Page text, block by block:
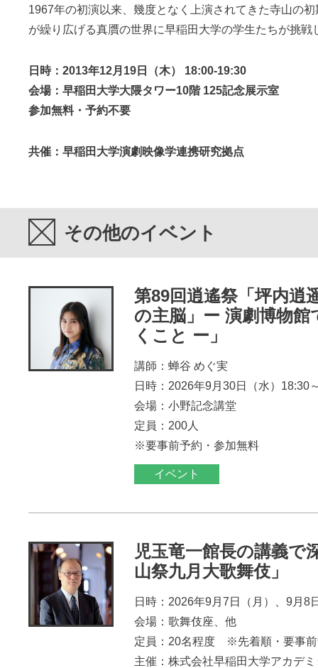
1967年の初演以来、幾度となく上演されてきた寺山の
が繰り広げる真贋の世界に早稲田大学の学生たちが挑戦
日時：2013年12月19日（木） 18:00-19:30
会場：早稲田大学大隈タワー10階 125記念展示室
参加無料・予約不要
共催：早稲田大学演劇映像学連携研究拠点
その他のイベント
第89回逍遙祭「坪内逍
の主脳」ー 演劇博物館
くこと ー」
講師：蝉谷 めぐ実
日時：2026年9月30日（水）18:30
会場：小野記念講堂
定員：200人
※要事前予約・参加無料
イベント
児玉竜一館長の講義で
山祭九月大歌舞伎」
日時：2026年9月7日（月）、9月8
会場：歌舞伎座、他
定員：20名程度 ※先着順・要事前
主催：株式会社早稲田大学アカデ